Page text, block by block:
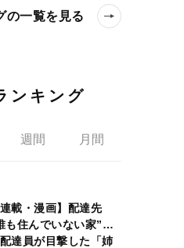
の一覧を見る
ンキング
週間 月間
連載・漫画】配達先
も住んでいない家”…
達員が目撃した「姉